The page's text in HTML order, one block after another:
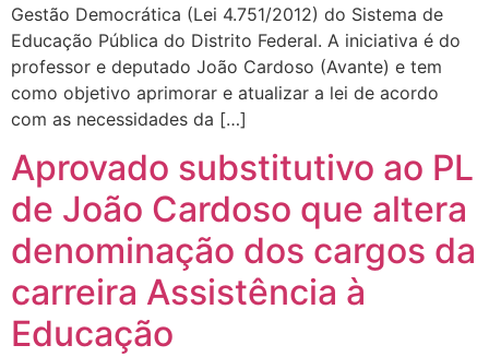
Gestão Democrática (Lei 4.751/2012) do Sistema de
Educação Pública do Distrito Federal. A iniciativa é do
professor e deputado João Cardoso (Avante) e tem
como objetivo aprimorar e atualizar a lei de acordo
com as necessidades da […]
Aprovado substitutivo ao PL
de João Cardoso que altera
denominação dos cargos da
carreira Assistência à
Educação